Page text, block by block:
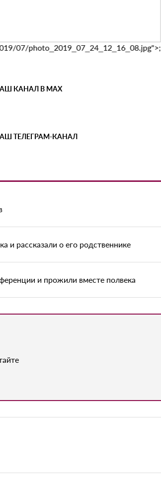
07/photo_2019_07_24_12_16_08.jpg">;
КАНАЛ В MAX
ТЕЛЕГРАМ-КАНАЛ
и рассказали о его родственнике
и прожили вместе полвека